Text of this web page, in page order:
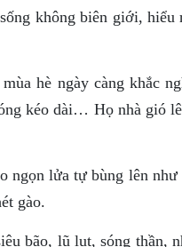
không biên giới,
hè ngày càng khắc
kéo dài… Họ nhà gió
ngọn lửa tự bùng lên
gào.
bão, lũ lụt, sóng thần,